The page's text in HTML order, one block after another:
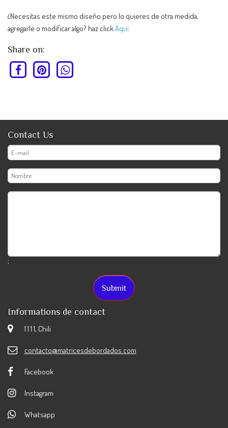
¿Necesitas este mismo diseño pero lo quieres de otra medida,
agregarle o modificar algo? haz clickAquí
Share on:
Contact Us
;
Informations de contact
1 1 1 1, Chili
contacto@matricesdebordados.com
Facebook
Instagram
Whatsapp